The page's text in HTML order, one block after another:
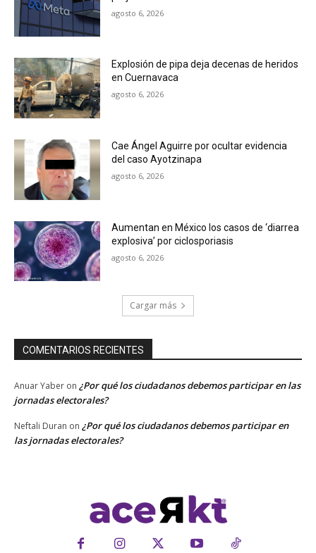
agosto 6, 2026
Explosión de pipa deja decenas de heridos
en Cuernavaca
agosto 6, 2026
Cae Ángel Aguirre por ocultar evidencia
del caso Ayotzinapa
agosto 6, 2026
Aumentan en México los casos de ‘diarrea
explosiva’ por ciclosporiasis
agosto 6, 2026
Cargar más
COMENTARIOS RECIENTES
Anuar Yaber on ¿Por qué los ciudadanos debemos participar en las
jornadas electorales?
Neftali Duran on ¿Por qué los ciudadanos debemos participar en
las jornadas electorales?